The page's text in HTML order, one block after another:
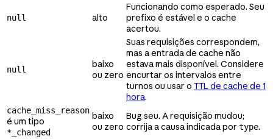
null alto
Funcionando como esperado. Seu
prefixo é estável e o cache
acertou.
null
baixo
ou zero
Suas requisições correspondem,
mas a entrada de cache não
estava mais disponível. Considere
encurtar os intervalos entre
turnos ou usar o TTL de cache de 1
hora.
cache_miss_reason
é um tipo
*_changed
baixo
ou zero
Bug seu. A requisição mudou;
corrija a causa indicada por type.